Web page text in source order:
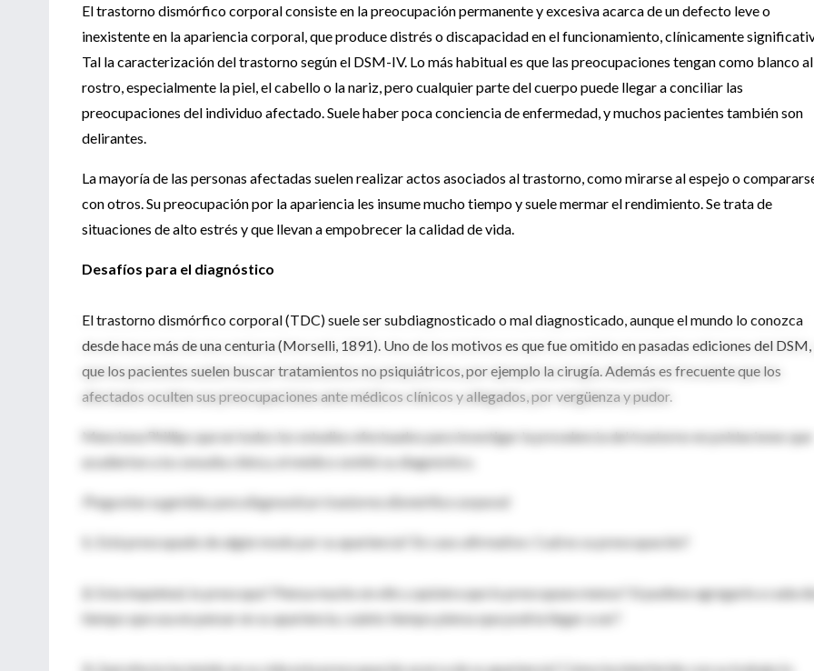
El trastorno dismórfico corporal consiste en la preocupación permanente y excesiva acarca de un defecto leve o
inexistente en la apariencia corporal, que produce distrés o discapacidad en el funcionamiento, clínicamente
Tal la caracterización del trastorno según el DSM-IV. Lo más habitual es que las preocupaciones tengan como blanco al
rostro, especialmente la piel, el cabello o la nariz, pero cualquier parte del cuerpo puede llegar a conciliar las
preocupaciones del individuo afectado. Suele haber poca conciencia de enfermedad, y muchos pacientes también son
delirantes.
La mayoría de las personas afectadas suelen realizar actos asociados al trastorno, como mirarse al espejo o
con otros. Su preocupación por la apariencia les insume mucho tiempo y suele mermar el rendimiento. Se trata de
situaciones de alto estrés y que llevan a empobrecer la calidad de vida.
Desafíos para el diagnóstico
El trastorno dismórfico corporal (TDC) suele ser subdiagnosticado o mal diagnosticado, aunque el mundo lo conozca
desde hace más de una centuria (Morselli, 1891). Uno de los motivos es que fue omitido en pasadas ediciones del DSM,
que los pacientes suelen buscar tratamientos no psiquiátricos, por ejemplo la cirugía. Además es frecuente que los
afectados oculten sus preocupaciones ante médicos clínicos y allegados, por vergüenza y pudor.
Menciona Phillips que en todos los estudios efectuados para investigar la prevalencia del trastorno en poblaciones que
acudierton a la consulta clínica, el médico omitió su diagnóstico.
Preguntas sugeridas para diagnosticar trastorno dismórfico corporal:
Está preocupado de algún modo por su apariencia? En caso afirmativo: Cuál es su preocupación?
Esta inquietud, lo preocupa? Piensa mucho en ello y quisiera que lo preocupase menos? Si pudiese agregarle a cada
tiempo que usa en pensar en su apariencia, cuánto tiempo piensa que podría llegar a ser?